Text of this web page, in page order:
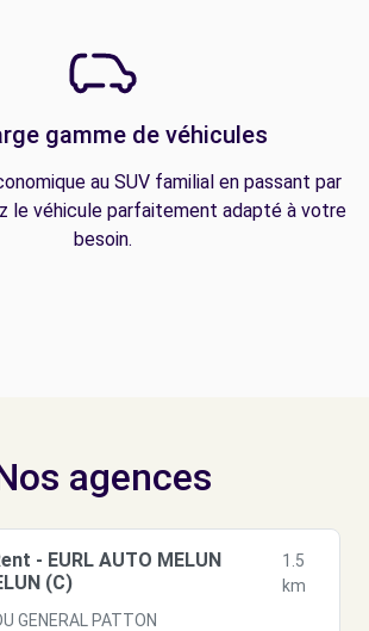
gamme de véhicules
au SUV familial en passant par
le véhicule parfaitement adapté à votre
besoin.
agences
- EURL AUTO MELUN
(C)
1.5
km
GENERAL PATTON